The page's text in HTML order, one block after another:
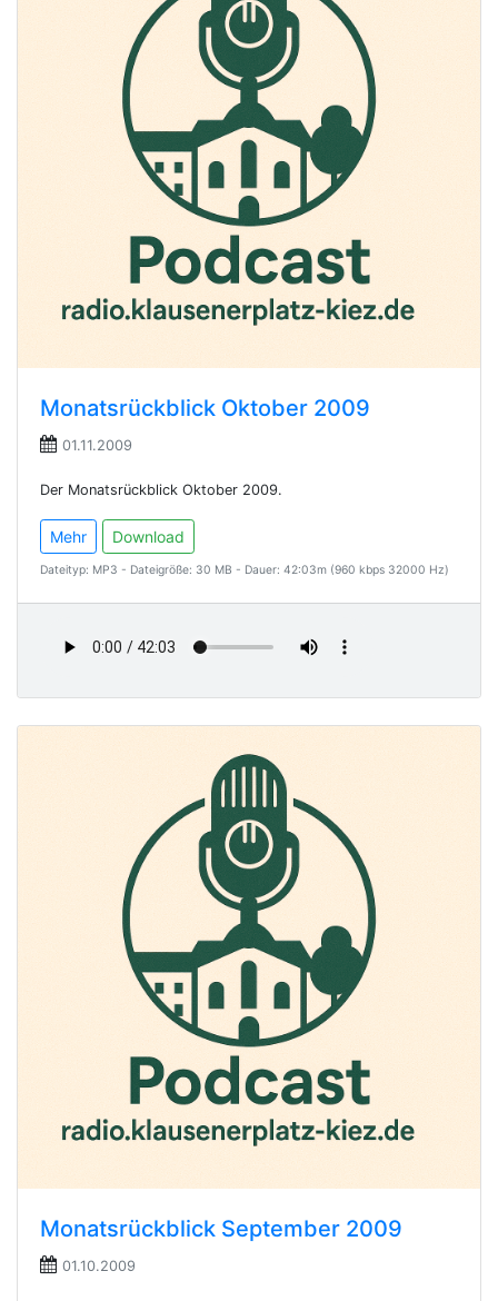
Monatsrückblick Oktober 2009
01.11.2009
Der Monatsrückblick Oktober 2009.
Mehr Download
Dateityp: MP3 - Dateigröße: 30 MB - Dauer: 42:03m (960 kbps 32000 Hz)
Monatsrückblick September 2009
01.10.2009